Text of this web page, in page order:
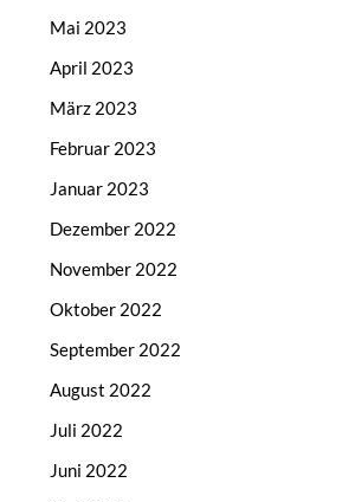
Mai 2023
April 2023
März 2023
Februar 2023
Januar 2023
Dezember 2022
November 2022
Oktober 2022
September 2022
August 2022
Juli 2022
Juni 2022